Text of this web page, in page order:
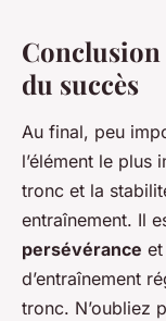
Conclusion
du succès
Au final, peu
l’élément le
tronc et la
entraînement. Il
persévérance
d’entraînement
tronc. N’oubliez